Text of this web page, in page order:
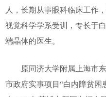
人，长期从事眼科临床工作
视觉科学学系受训，专长于
端晶体的医生。
原同济大学附属上海市东
市政府实事项目“白内障贫困